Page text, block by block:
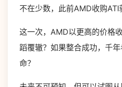
不在少数，此前AMD收购ATI
这一次，AMD以更高的价格
蹈覆辙？如果整合成功，千
命？